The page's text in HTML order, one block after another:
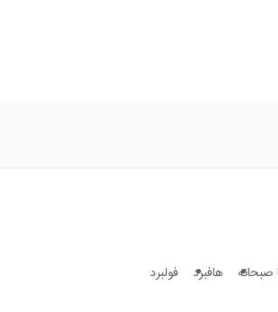
صبحانه هافبرد فولبرد